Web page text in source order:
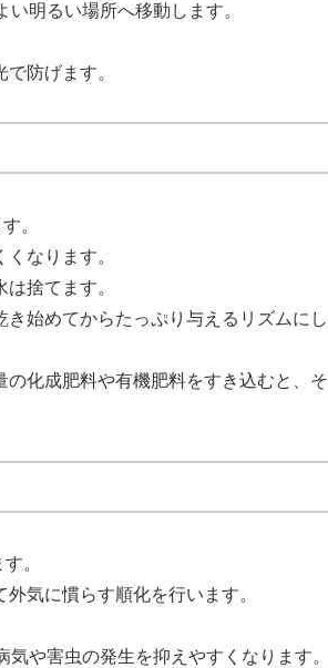
明るい場所へ移動します。
防げます。
。
なります。
捨てます。
始めてからたっぷり与えるリズムにし
化成肥料や有機肥料をすき込むと、そ
。
気に慣らす順化を行います。
や害虫の発生を抑えやすくなります。